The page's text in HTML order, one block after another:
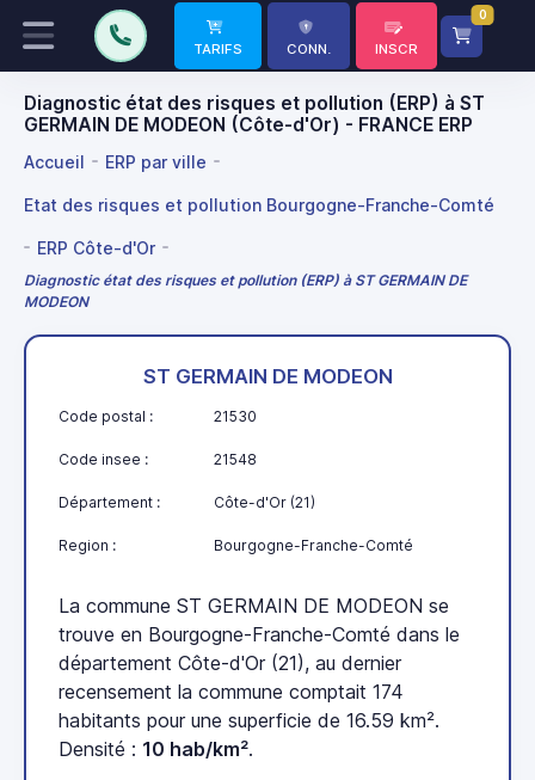
TARIFS CONN. INSCR
0
Diagnostic état des risques et pollution (ERP) à ST
GERMAIN DE MODEON (Côte-d'Or) - FRANCE ERP
Accueil ERP par ville
Etat des risques et pollution Bourgogne-Franche-Comté
ERP Côte-d'Or
Diagnostic état des risques et pollution (ERP) à ST GERMAIN DE
MODEON
ST GERMAIN DE MODEON
Code postal : 21530
Code insee : 21548
Département : Côte-d'Or (21)
Region : Bourgogne-Franche-Comté
La commune ST GERMAIN DE MODEON se
trouve en Bourgogne-Franche-Comté dans le
département Côte-d'Or (21), au dernier
recensement la commune comptait 174
habitants pour une superficie de 16.59 km².
Densité : 10 hab/km².